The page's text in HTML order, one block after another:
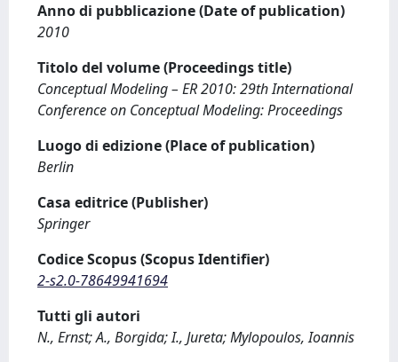
Anno di pubblicazione (Date of publication)
2010
Titolo del volume (Proceedings title)
Conceptual Modeling – ER 2010: 29th International
Conference on Conceptual Modeling: Proceedings
Luogo di edizione (Place of publication)
Berlin
Casa editrice (Publisher)
Springer
Codice Scopus (Scopus Identifier)
2-s2.0-78649941694
Tutti gli autori
N., Ernst; A., Borgida; I., Jureta; Mylopoulos, Ioannis